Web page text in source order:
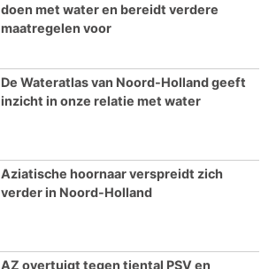
doen met water en bereidt verdere
maatregelen voor
De Wateratlas van Noord-Holland geeft
inzicht in onze relatie met water
Aziatische hoornaar verspreidt zich
verder in Noord-Holland
AZ overtuigt tegen tiental PSV en